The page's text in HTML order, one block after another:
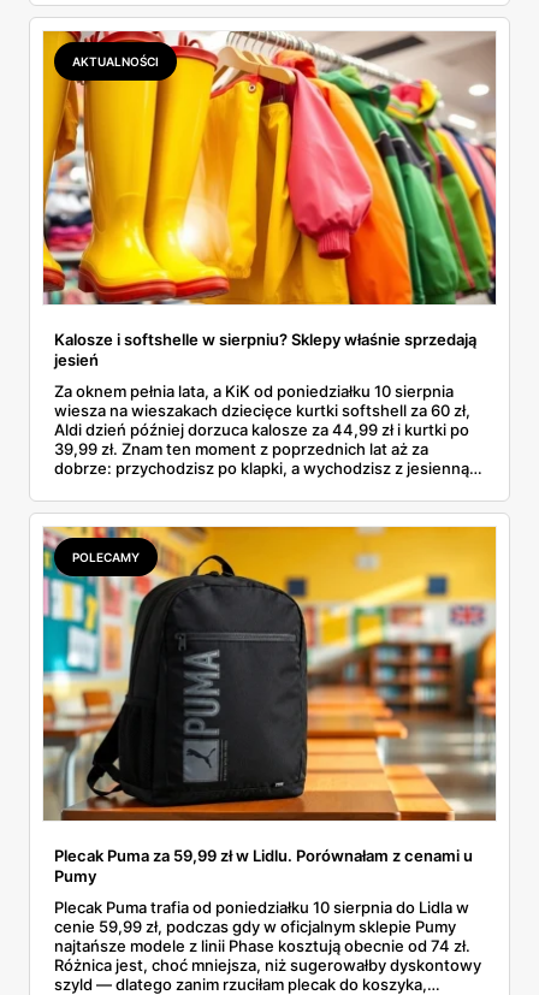
kosztuje i po czym poznać, że sprzedawca nie wciska nam
podróbki. Spisałam wszystko, czego się dowiedziałam —
łącznie z jedną wpadką, o której za chwilę.
AKTUALNOŚCI
Kalosze i softshelle w sierpniu? Sklepy właśnie sprzedają
jesień
Za oknem pełnia lata, a KiK od poniedziałku 10 sierpnia
wiesza na wieszakach dziecięce kurtki softshell za 60 zł,
Aldi dzień później dorzuca kalosze za 44,99 zł i kurtki po
39,99 zł. Znam ten moment z poprzednich lat aż za
dobrze: przychodzisz po klapki, a wychodzisz z jesienną
pojawi się w gazetkach w przyszłym tygodniu i czy jest
sens kupować jesień, zanim skończą się wakacje.
POLECAMY
Plecak Puma za 59,99 zł w Lidlu. Porównałam z cenami u
Pumy
Plecak Puma trafia od poniedziałku 10 sierpnia do Lidla w
cenie 59,99 zł, podczas gdy w oficjalnym sklepie Pumy
najtańsze modele z linii Phase kosztują obecnie od 74 zł.
Różnica jest, choć mniejsza, niż sugerowałby dyskontowy
szyld — dlatego zanim rzuciłam plecak do koszyka,